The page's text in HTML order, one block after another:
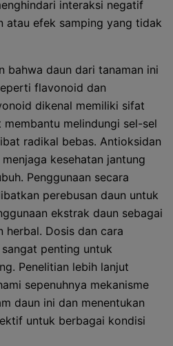
interaksi negatif
atau efek samping yang tidak
bahwa daun dari tanaman ini
flavonoid dan
dikenal memiliki sifat
melindungi sel-sel
radikal bebas. Antioksidan
kesehatan jantung
Penggunaan secara
perebusan daun untuk
ekstrak daun sebagai
herbal. Dosis dan cara
penting untuk
Penelitian lebih lanjut
sepenuhnya mekanisme
daun ini dan menentukan
untuk berbagai kondisi